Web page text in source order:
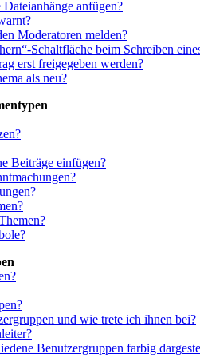
anfügen?
Moderatoren melden?
Schaltfläche beim Schreiben
erst freigegeben werden?
als neu?
Beiträge einfügen?
und wie trete ich ihnen bei?
Benutzergruppen farbig